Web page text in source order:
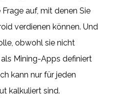
auf, mit denen Sie
verdienen können. Und
obwohl sie nicht
Mining-Apps definiert
kann nur für jeden
kalkuliert sind.